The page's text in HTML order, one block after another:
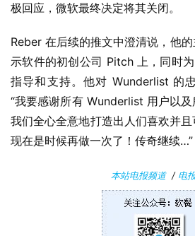
果
关
于
极回应，微软最终决定将其关闭。
Reber 在后续的推文中澄清说，他
示软件的初创公司 Pitch 上，同时
指导和支持。他对 Wunderlist 的
“我要感谢所有 Wunderlist 用户以及
我们全心全意地打造出人们喜欢并且
现在是时候再做一次了！传奇继续…”
本站电报频道/ 电